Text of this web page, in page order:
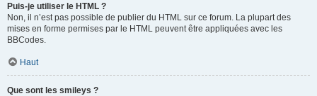
Puis-je utiliser le HTML ?
Non, il n’est pas possible de publier du HTML sur ce forum. La plupart des
mises en forme permises par le HTML peuvent être appliquées avec les
BBCodes.
Haut
Que sont les smileys ?